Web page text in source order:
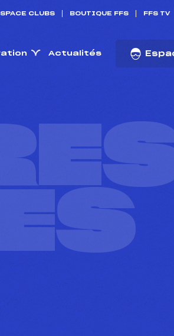
CLUBS BOUTIQUE FFS FFS TV
Actualités